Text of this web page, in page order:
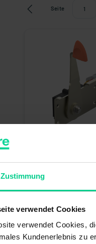
Zustimmung
verwendet Cookies
verwendet Cookies,
Kundenerlebnis zu
Seite
Betriebsspannung 4,5-
Ausgangssignal 0,5-4,5V
148,52 €*
Artikelnummer:
1-3 Tage